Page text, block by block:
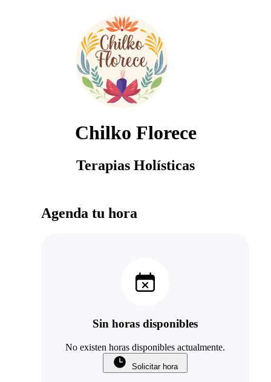
Chilko Florece
Terapias Holísticas
Agenda tu hora
Sin horas disponibles
No existen horas disponibles actualmente.
Solicitar hora